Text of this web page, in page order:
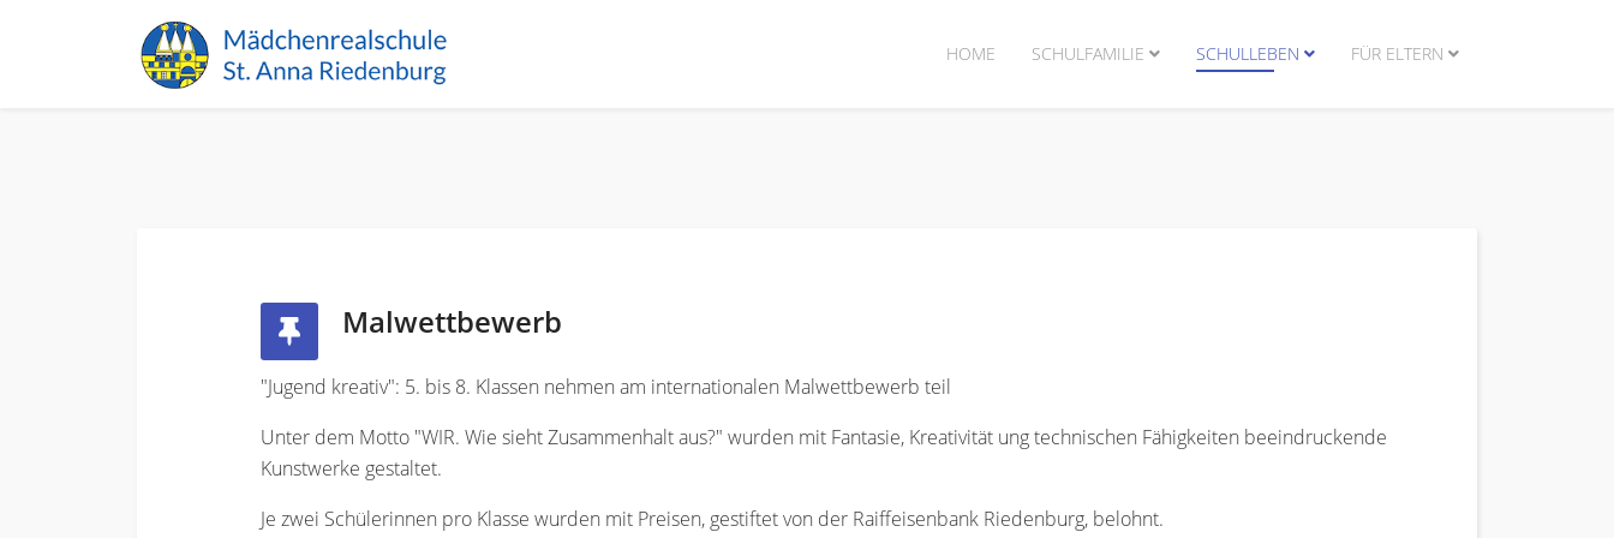
HOME SCHULFAMILIE SCHULLEBEN FÜR ELTERN
Malwettbewerb
"Jugend kreativ": 5. bis 8. Klassen nehmen am internationalen Malwettbewerb teil
Unter dem Motto "WIR. Wie sieht Zusammenhalt aus?" wurden mit Fantasie, Kreativität ung technischen Fähigkeiten beeindruckende
Kunstwerke gestaltet.
Je zwei Schülerinnen pro Klasse wurden mit Preisen, gestiftet von der Raiffeisenbank Riedenburg, belohnt.